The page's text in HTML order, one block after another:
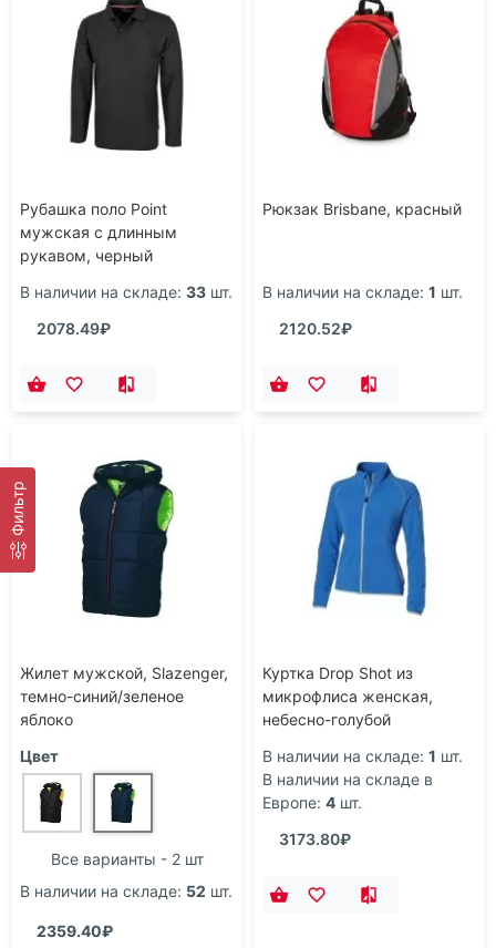
Фильтр
Рубашка поло Point
мужская с длинным
рукавом, черный
В наличии на складе: 33 шт.
2078.49₽
Рюкзак Brisbane, красный
В наличии на складе: 1 шт.
2120.52₽
Жилет мужской, Slazenger,
темно-синий/зеленое
яблоко
Цвет
Все варианты - 2 шт
В наличии на складе: 52 шт.
2359.40₽
Куртка Drop Shot из
микрофлиса женская,
небесно-голубой
В наличии на складе: 1 шт.
В наличии на складе в
Европе: 4 шт.
3173.80₽